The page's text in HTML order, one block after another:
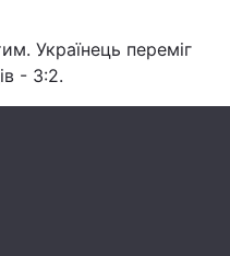
Лайт
Українець переміг
- 3:2.